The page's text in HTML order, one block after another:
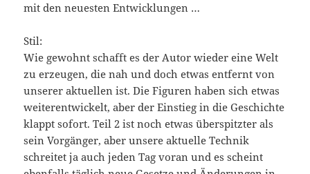
mit den neuesten Entwicklungen …
Stil:
Wie gewohnt schafft es der Autor wieder eine Welt
zu erzeugen, die nah und doch etwas entfernt von
unserer aktuellen ist. Die Figuren haben sich etwas
weiterentwickelt, aber der Einstieg in die Geschichte
klappt sofort. Teil 2 ist noch etwas überspitzter als
sein Vorgänger, aber unsere aktuelle Technik
schreitet ja auch jeden Tag voran und es scheint